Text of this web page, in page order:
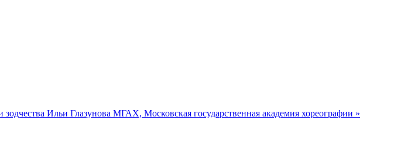
Ильи Глазунова МГАХ, Московская государственная академия хореографии »